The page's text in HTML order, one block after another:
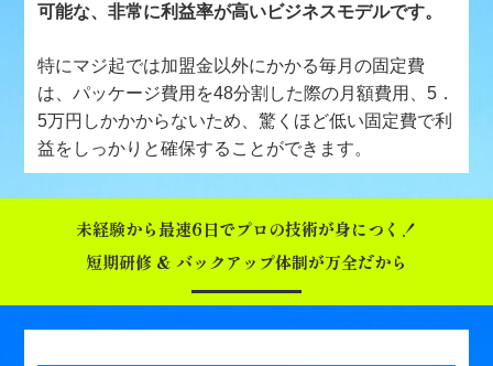
可能な、非常に利益率が高いビジネスモデルです。
特にマジ起では加盟金以外にかかる毎月の固定費
は、パッケージ費用を48分割した際の月額費用、5．
5万円しかかからないため、驚くほど低い固定費で利
益をしっかりと確保することができます。
未経験から最速6日でプロの技術が身につく！
短期研修 & バックアップ体制が万全だから